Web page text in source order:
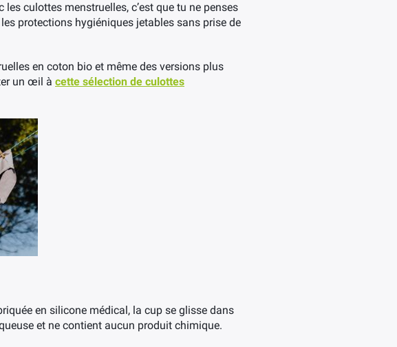
culottes menstruelles, c’est que tu ne penses
protections hygiéniques jetables sans prise de
en coton bio et même des versions plus
un œil à cette sélection de culottes
en silicone médical, la cup se glisse dans
et ne contient aucun produit chimique.